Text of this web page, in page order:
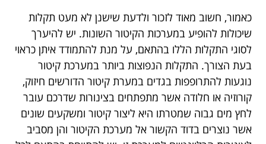
כאמור, חשוב מאוד לזכור ולדעת שישנן לא מעט תקלות
שיכולות להופיע במערכות הקיטור השונות. יש להיערך
לסוגי התקלות הללו בהתאם, על מנת להתמודד איתן כראוי
בעת הצורך. התקלות הנפוצות ביותר במערכת קיטור
נוגעות להתרופפות בגדים במערת קיטור הדורשים חיזוק,
קורוזיה או חלודה אשר מתפתחים בצינורות שדרכם עובר
לחץ מים גבוה שמטרתו היא ליצור קיטור ומשקעים שונים
אשר נוצרים בדוד הקשור אל מערכת הקיטור והן מסביב